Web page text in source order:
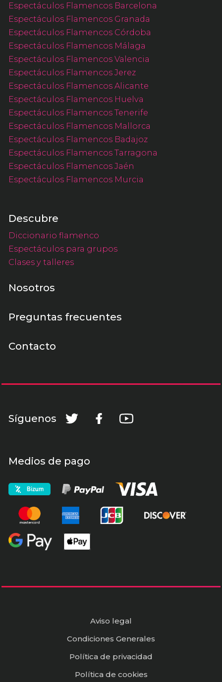
Espectáculos Flamencos Barcelona
Espectáculos Flamencos Granada
Espectáculos Flamencos Córdoba
Espectáculos Flamencos Málaga
Espectáculos Flamencos Valencia
Espectáculos Flamencos Jerez
Espectáculos Flamencos Alicante
Espectáculos Flamencos Huelva
Espectáculos Flamencos Tenerife
Espectáculos Flamencos Mallorca
Espectáculos Flamencos Badajoz
Espectáculos Flamencos Tarragona
Espectáculos Flamencos Jaén
Espectáculos Flamencos Murcia
Descubre
Diccionario flamenco
Espectáculos para grupos
Clases y talleres
Nosotros
Preguntas frecuentes
Contacto
Síguenos
Medios de pago
Aviso legal
Condiciones Generales
Política de privacidad
Política de cookies